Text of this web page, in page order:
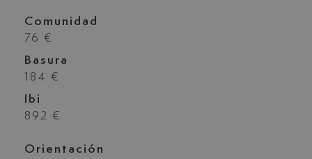
Comunidad
76 €
Basura
184 €
Ibi
892 €
Orientación